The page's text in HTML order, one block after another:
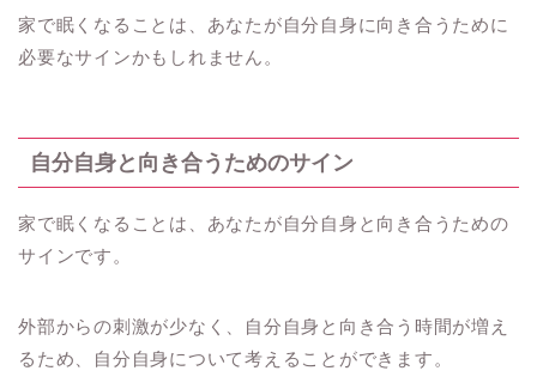
家で眠くなることは、あなたが自分自身に向き合うために
必要なサインかもしれません。
自分自身と向き合うためのサイン
家で眠くなることは、あなたが自分自身と向き合うための
サインです。
外部からの刺激が少なく、自分自身と向き合う時間が増え
るため、自分自身について考えることができます。